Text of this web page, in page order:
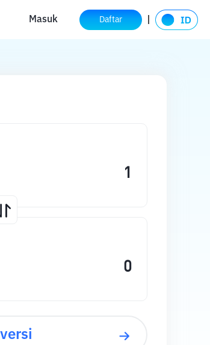
Masuk Daftar